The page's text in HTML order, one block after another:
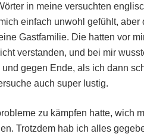
in meine versuchten
einfach unwohl gefühlt, aber
Gastfamilie. Die hatten vor
verstanden, und bei mir
gegen Ende, als ich dann
auch super lustig.
zu kämpfen hatte, wich
Trotzdem hab ich alles